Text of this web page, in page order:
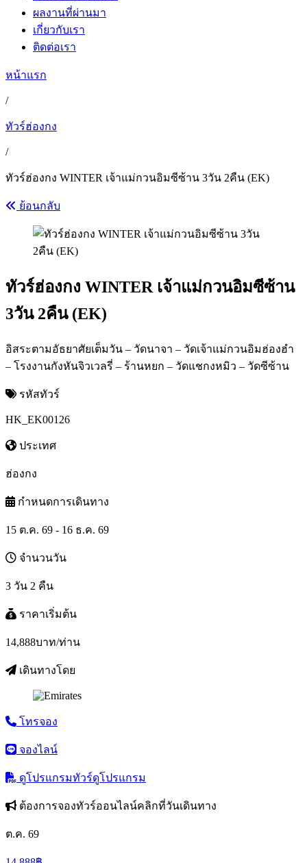
ผลงานที่ผ่านมา
เกี่ยวกับเรา
ติดต่อเรา
หน้าแรก
/
ทัวร์ฮ่องกง
/
ทัวร์ฮ่องกง WINTER เจ้าแม่กวนอิมซีซ้าน 3วัน 2คืน (EK)
ย้อนกลับ
ทัวร์ฮ่องกง WINTER เจ้าแม่กวนอิมซีซ้าน
3วัน 2คืน (EK)
อิสระตามอัธยาศัยเต็มวัน – วัดนาจา – วัดเจ้าแม่กวนอิมฮ่องฮำ
– โรงงานกังหันจิวเวลรี่ – ร้านหยก – วัดแชกงหมิว – วัดซีซ้าน
รหัสทัวร์
HK_EK00126
ประเทศ
ฮ่องกง
กำหนดการเดินทาง
15 ต.ค. 69 - 16 ธ.ค. 69
จำนวนวัน
3 วัน 2 คืน
ราคาเริ่มต้น
14,888บาท/ท่าน
เดินทางโดย
โทรจอง
จองไลน์
ดูโปรแกรมทัวร์ดูโปรแกรม
ต้องการจองทัวร์ออนไลน์คลิกที่วันเดินทาง
ต.ค. 69